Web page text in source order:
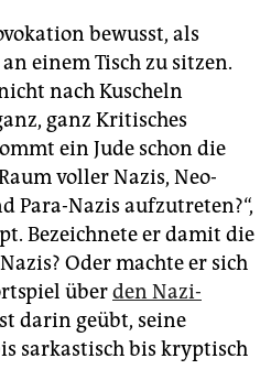
bewusst, als
einem Tisch zu sitzen.
nach Kuscheln
ganz Kritisches
ein Jude schon die
voller Nazis, Neo-
Para-Nazis aufzutreten?“,
Bezeichnete er damit die
Oder machte er sich
überden Nazi-
darin geübt, seine
sarkastisch bis kryptisch